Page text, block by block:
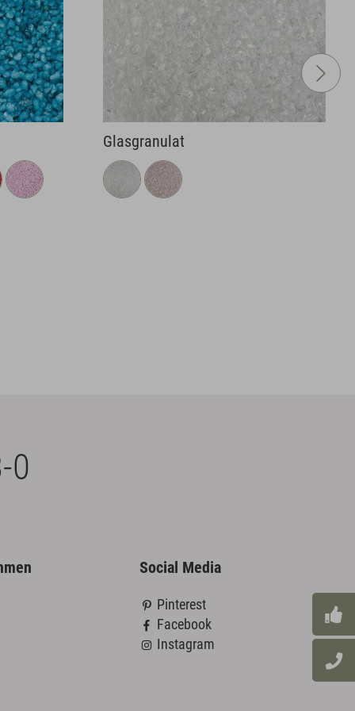
Spiegelgranulat
0
Social Media
Pinterest
Facebook
Instagram